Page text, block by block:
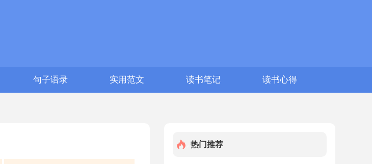
句子语录 实用范文 读书笔记 读书心得
热门推荐